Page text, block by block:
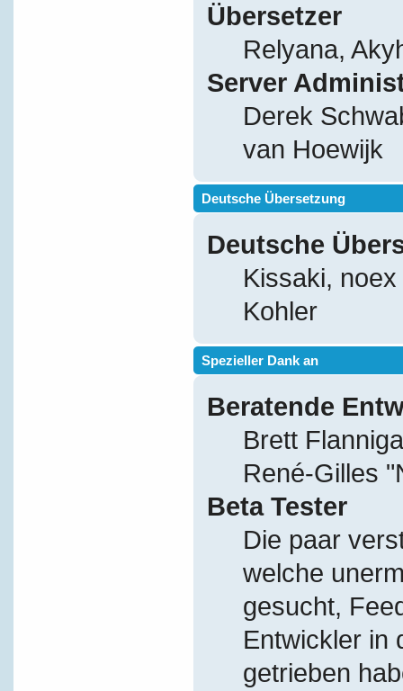
Übersetzer
Relyana,
Server
Derek
van Hoewijk
Deutsche Übersetzung
Deutsche
Kissaki,
Kohler
Spezieller Dank an
Beratende
Brett
René-Gilles
Beta Tester
Die paar
welche
gesucht,
Entwickler in
getrieben